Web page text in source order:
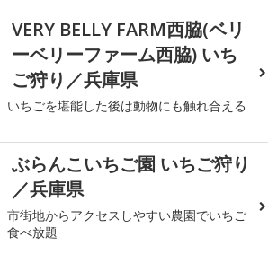
VERY BELLY FARM西脇(ベリ
ーベリーファーム西脇) いち
ご狩り／兵庫県
いちごを堪能した後は動物にも触れ合える
ぶらんこいちご園 いちご狩り
／兵庫県
市街地からアクセスしやすい農園でいちご
食べ放題